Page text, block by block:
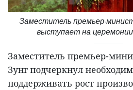
Заместитель премьер-
выступает на
Заместитель премьер-
Зунг подчеркнул
поддерживать рост